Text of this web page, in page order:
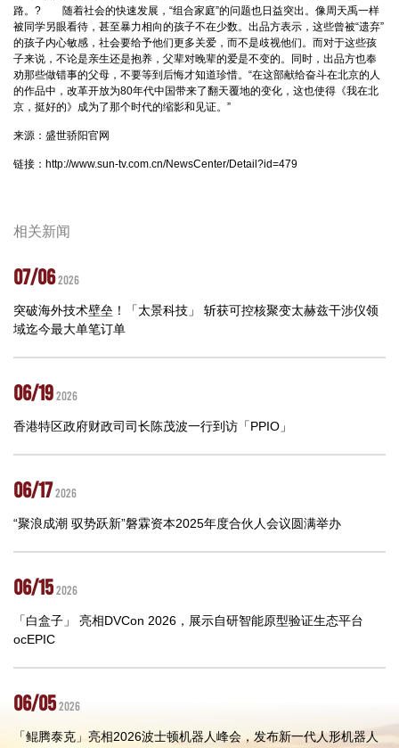
路。? 随着社会的快速发展，“组合家庭”的问题也日益突出。像周天禹一样
被同学另眼看待，甚至暴力相向的孩子不在少数。出品方表示，这些曾被“遗弃”
的孩子内心敏感，社会要给予他们更多关爱，而不是歧视他们。而对于这些孩
子来说，不论是亲生还是抱养，父辈对晚辈的爱是不变的。同时，出品方也奉
劝那些做错事的父母，不要等到后悔才知道珍惜。“在这部献给奋斗在北京的人
的作品中，改革开放为80年代中国带来了翻天覆地的变化，这也使得《我在北
京，挺好的》成为了那个时代的缩影和见证。”
来源：盛世骄阳官网
链接： http://www.sun-tv.com.cn/NewsCenter/Detail?id=479
相关新闻
07/062026
突破海外技术壁垒！「太景科技」 斩获可控核聚变太赫兹干涉仪领
域迄今最大单笔订单
06/192026
香港特区政府财政司司长陈茂波一行到访「PPIO」
06/172026
“聚浪成潮 驭势跃新”磐霖资本2025年度合伙人会议圆满举办
06/152026
「白盒子」 亮相DVCon 2026，展示自研智能原型验证生态平台
ocEPIC
06/052026
「鲲腾泰克」亮相2026波士顿机器人峰会，发布新一代人形机器人